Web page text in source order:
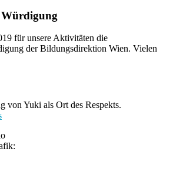
für unsere Aktivitäten die
der Bildungsdirektion Wien. Vielen